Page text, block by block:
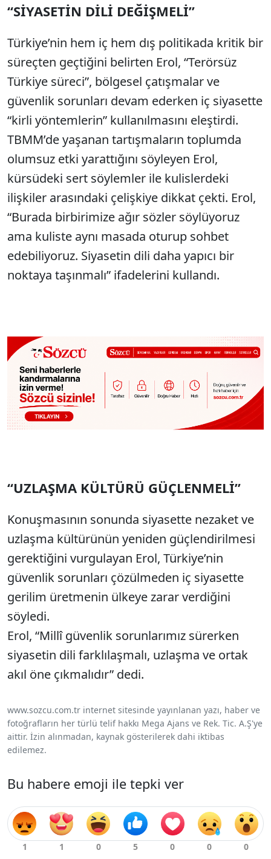
“SİYASETİN DİLİ DEĞİŞMELİ”
Türkiye’nin hem iç hem dış politikada kritik bir
süreçten geçtiğini belirten Erol, “Terörsüz
Türkiye süreci”, bölgesel çatışmalar ve
güvenlik sorunları devam ederken iç siyasette
“kirli yöntemlerin” kullanılmasını eleştirdi.
TBMM’de yaşanan tartışmaların toplumda
olumsuz etki yarattığını söyleyen Erol,
kürsüdeki sert söylemler ile kulislerdeki
ilişkiler arasındaki çelişkiye dikkat çekti. Erol,
“Burada birbirimize ağır sözler söylüyoruz
ama kuliste aynı masada oturup sohbet
edebiliyoruz. Siyasetin dili daha yapıcı bir
noktaya taşınmalı” ifadelerini kullandı.
“UZLAŞMA KÜLTÜRÜ GÜÇLENMELİ”
Konuşmasının sonunda siyasette nezaket ve
uzlaşma kültürünün yeniden güçlendirilmesi
gerektiğini vurgulayan Erol, Türkiye’nin
güvenlik sorunları çözülmeden iç siyasette
gerilim üretmenin ülkeye zarar verdiğini
söyledi.
Erol, “Millî güvenlik sorunlarımız sürerken
siyasetin dili farklılaşmalı, uzlaşma ve ortak
akıl öne çıkmalıdır” dedi.
www.sozcu.com.tr internet sitesinde yayınlanan yazı, haber ve
fotoğrafların her türlü telif hakkı Mega Ajans ve Rek. Tic. A.Ş'ye
aittir. İzin alınmadan, kaynak gösterilerek dahi iktibas
edilemez.
Bu habere emoji ile tepki ver